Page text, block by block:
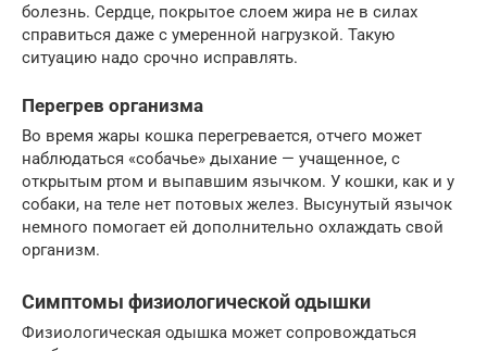
болезнь. Сердце, покрытое слоем жира не в силах
справиться даже с умеренной нагрузкой. Такую
ситуацию надо срочно исправлять.
Перегрев организма
Во время жары кошка перегревается, отчего может
наблюдаться «собачье» дыхание — учащенное, с
открытым ртом и выпавшим язычком. У кошки, как и у
собаки, на теле нет потовых желез. Высунутый язычок
немного помогает ей дополнительно охлаждать свой
организм.
Симптомы физиологической одышки
Физиологическая одышка может сопровождаться